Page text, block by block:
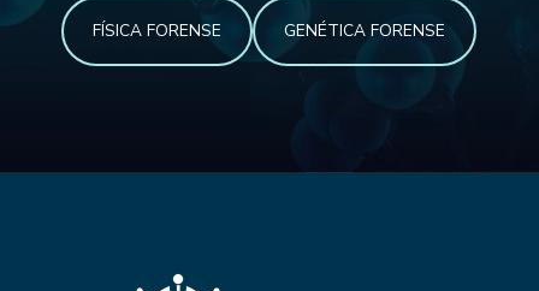
FÍSICA FORENSE GENÉTICA FORENSE